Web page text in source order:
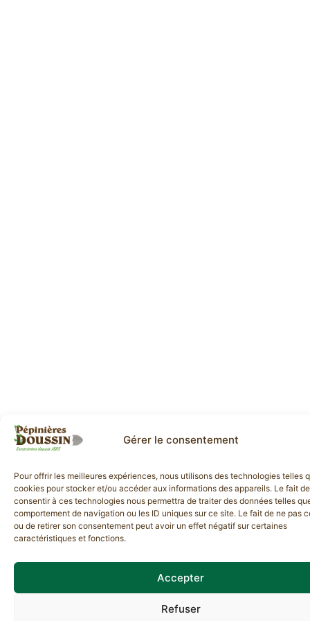
Gérer le consentement
Pour offrir les meilleures expériences, nous utilisons des technologies telles
cookies pour stocker et/ou accéder aux informations des appareils. Le fait de
consentir à ces technologies nous permettra de traiter des données telles
comportement de navigation ou les ID uniques sur ce site. Le fait de ne pas
ou de retirer son consentement peut avoir un effet négatif sur certaines
caractéristiques et fonctions.
Accepter
Refuser